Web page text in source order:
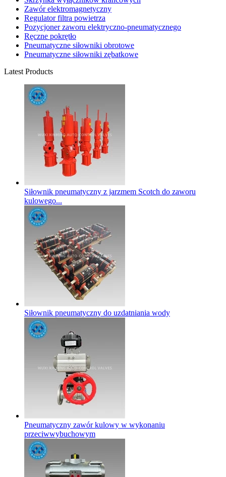
Zawór elektromagnetyczny
Regulator filtra powietrza
Pozycjoner zaworu elektryczno-pneumatycznego
Ręczne pokrętło
Pneumatyczne siłowniki obrotowe
Pneumatyczne siłowniki zębatkowe
Latest Products
Siłownik pneumatyczny z jarzmem Scotch do zaworu
kulowego...
Siłownik pneumatyczny do uzdatniania wody
Pneumatyczny zawór kulowy w wykonaniu
przeciwwybuchowym